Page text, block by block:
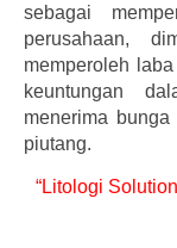
sebagai
perusahaan,
memperoleh
keuntungan
menerima
piutang.
“Litologi